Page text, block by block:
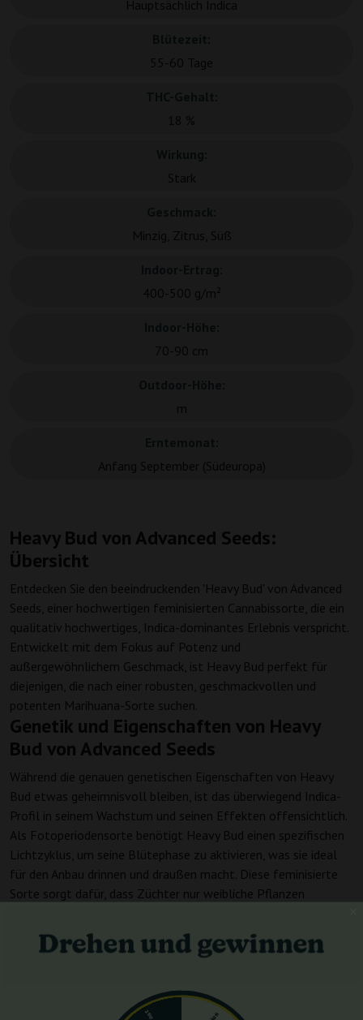
Heavy Bud von Advanced Seeds:
Übersicht
Entdecken Sie den beeindruckenden 'Heavy Bud' von Advanced
Seeds, einer hochwertigen feminisierten Cannabissorte, die ein
qualitativ hochwertiges, Indica-dominantes Erlebnis verspricht.
Entwickelt mit dem Fokus auf Potenz und
außergewöhnlichem Geschmack, ist Heavy Bud perfekt für
diejenigen, die nach einer robusten, geschmackvollen und
potenten Marihuana-Sorte suchen.
Genetik und Eigenschaften von Heavy
Bud von Advanced Seeds
Während die genauen genetischen Eigenschaften von Heavy
Bud etwas geheimnisvoll bleiben, ist das überwiegend Indica-
Profil in seinem Wachstum und seinen Effekten offensichtlich.
Als Fotoperiodensorte benötigt Heavy Bud einen spezifischen
Lichtzyklus, um seine Blütephase zu aktivieren, was sie ideal
für den Anbau drinnen und draußen macht. Diese feminisierte
Sorte sorgt dafür, dass Züchter nur weibliche Pflanzen
Anbau Details
Beim Anbau in Innenräumen erreicht Heavy Bud eine
auf begrenztem Raum erleichtert. Die Blütezeit dieser